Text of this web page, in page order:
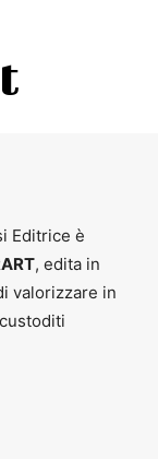
Editrice è
, edita in
valorizzare in